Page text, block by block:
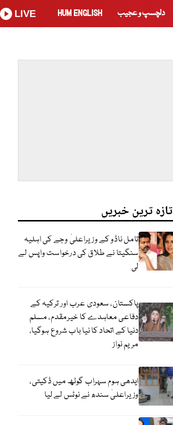
دلچسپ و عجیب HUM ENGLISH
LIVE
تازہ ترین خبریں
تامل ناڈو کے وزیراعلیٰ وجے کی اہلیہ
سنگیتا نے طلاق کی درخواست واپس لے
لی
پاکستان، سعودی عرب اور ترکیہ کے
دفاعی معاہدے کا خیرمقدم، مسلم
دنیا کے اتحاد کا نیا باب شروع ہوگیا،
مریم نواز
ایدھی ہوم سہراب گوٹھ میں ڈکیتی،
وزیراعلیٰ سندھ نے نوٹس لے لیا